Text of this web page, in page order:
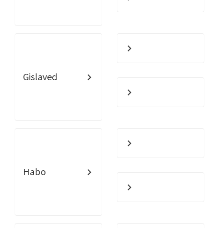
Gislaved
Habo